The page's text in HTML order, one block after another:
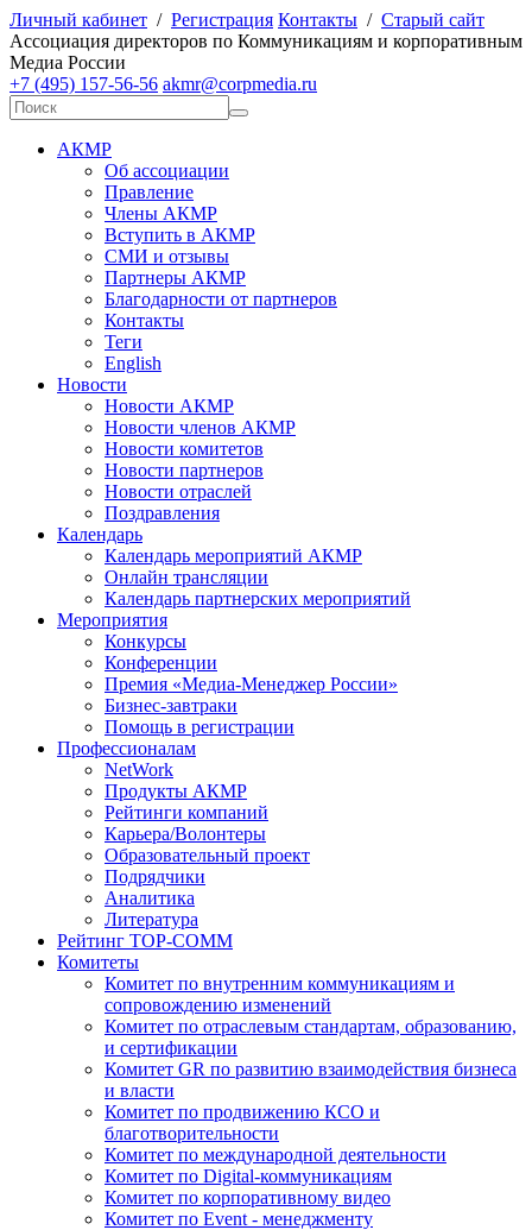
Личный кабинет / Регистрация Контакты / Старый сайт
Ассоциация директоров по Коммуникациям и корпоративным
Медиа России
+7 (495) 157-56-56 akmr@corpmedia.ru
АКМР
Об ассоциации
Правление
Члены АКМР
Вступить в АКМР
СМИ и отзывы
Партнеры АКМР
Благодарности от партнеров
Контакты
Теги
English
Новости
Новости АКМР
Новости членов АКМР
Новости комитетов
Новости партнеров
Новости отраслей
Поздравления
Календарь
Календарь мероприятий АКМР
Онлайн трансляции
Календарь партнерских мероприятий
Мероприятия
Конкурсы
Конференции
Премия «Медиа-Менеджер России»
Бизнес-завтраки
Помощь в регистрации
Профессионалам
NetWork
Продукты АКМР
Рейтинги компаний
Карьера/Волонтеры
Образовательный проект
Подрядчики
Аналитика
Литература
Рейтинг TOP-COMM
Комитеты
Комитет по внутренним коммуникациям и
сопровождению изменений
Комитет по отраслевым стандартам, образованию,
и сертификации
Комитет GR по развитию взаимодействия бизнеса
и власти
Комитет по продвижению КСО и
благотворительности
Комитет по международной деятельности
Комитет по Digital-коммуникациям
Комитет по корпоративному видео
Комитет по Event - менеджменту